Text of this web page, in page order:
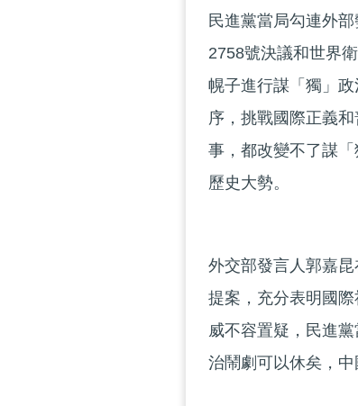
民進黨當局勾連外
2758號決議和世界
幌子進行謀「獨」
序，挑戰國際正義
事，都改變不了謀
歷史大勢。
外交部發言人郭嘉
提案，充分表明國
威不容置疑，民進
治鬧劇可以休矣，中